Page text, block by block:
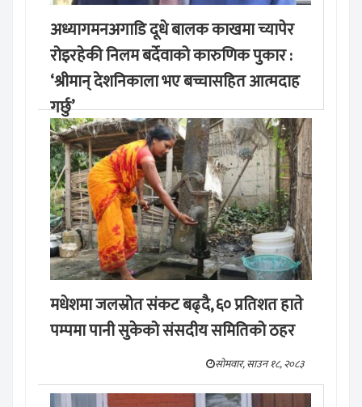
अध्यागमनअगाडि दूधे बालक काखमा च्यापेर
रोइरहेकी निलम बर्देवाको कारुणिक पुकार :
‘श्रीमान् देशनिकाला भए बच्चासहित आत्मदाह
गर्छु’
मङ्लबार, साउन १९, २०८३
मधेशमा जलस्रोत संकट बढ्दै, ६० प्रतिशत हाते
पम्पमा पानी सुकेको संसदीय समितिको ठहर
सोमवार, साउन १८, २०८३